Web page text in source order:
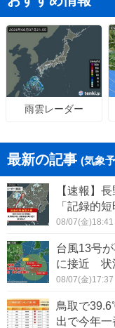
雨雲レーダー
最新の記事 (気象
【速報】
「記録的
08/07(金)18:41
台風13号
に接近 状
08/07(金)17:37
鳥取で
出で今年